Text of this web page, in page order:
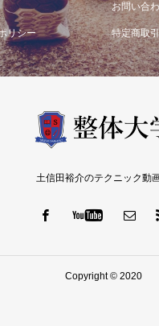
お問い合
リシー 特定商取
土信田裕介のテクニック動
Copyright © 2020